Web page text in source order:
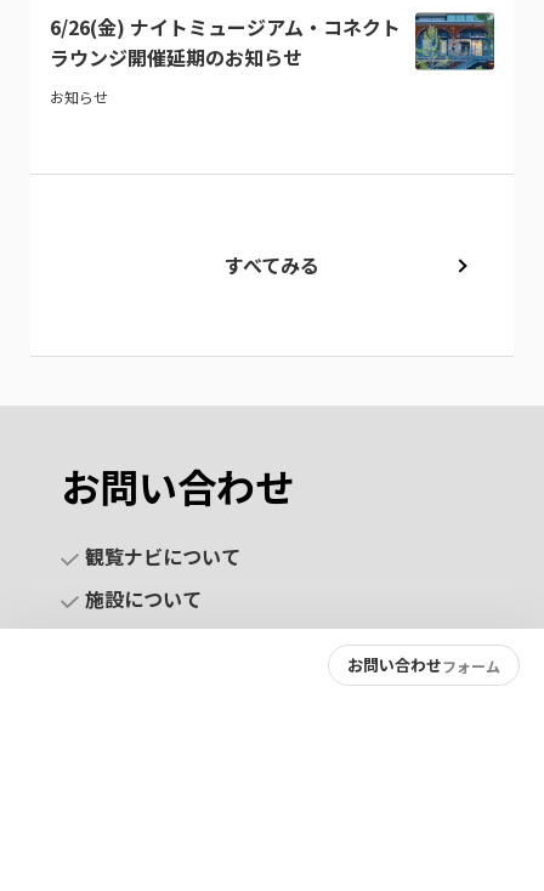
お問い合わせフォーム
6/26(金) ナイトミュージアム・コネクト
ラウンジ開催延期のお知らせ
お知らせ
すべてみる
お問い合わせ
観覧ナビについて
施設について